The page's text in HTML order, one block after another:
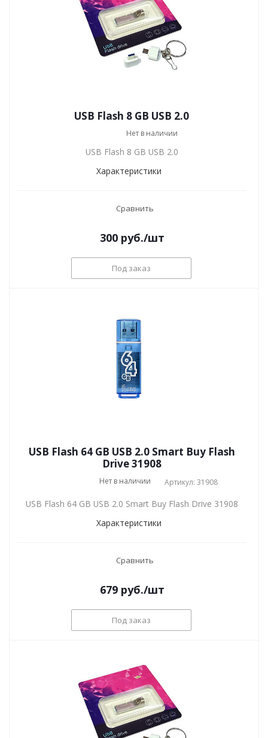
USB Flash 8 GB USB 2.0
Нет в наличии
USB Flash 8 GB USB 2.0
Характеристики
Сравнить
300руб./шт
Под заказ
USB Flash 64 GB USB 2.0 Smart Buy Flash
Drive 31908
Нет в наличии Артикул: 31908
USB Flash 64 GB USB 2.0 Smart Buy Flash Drive 31908
Характеристики
Сравнить
679руб./шт
Под заказ